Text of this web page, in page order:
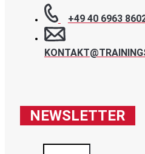
+49 40 6963
NEWSLETTER